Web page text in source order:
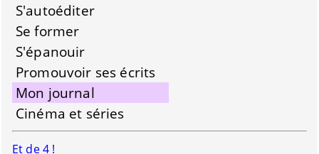
S'autoéditer
Se former
S'épanouir
Promouvoir ses écrits
Mon journal
Cinéma et séries
Et de 4 !